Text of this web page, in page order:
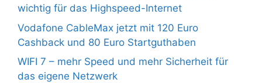
wichtig für das Highspeed-Internet
Vodafone CableMax jetzt mit 120 Euro
Cashback und 80 Euro Startguthaben
WIFI 7 – mehr Speed und mehr Sicherheit für
das eigene Netzwerk